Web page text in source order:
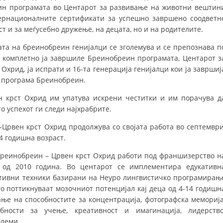
ДИСЕМИНАЦИЈА
MЕЃУНАРОДНО ХУМАНИТАРНО ПРАВО
ПРОМОЦИЈА НА ХУМАНИ ВРЕДНОСТИ
УПОТРЕБА И ЗАШТИТА НА АМБЛЕМОТ
КАКО ДА ДОНИРАТЕ
ПОДГОТВЕНОСТ И ДЕЈСТВО ПРИ КАТАСТРОФИ
ОДНОСИ СО ЈАВНОСТ
ИСТРАЖУВАЊЕ НА ЈАВНО МИСЛЕЊЕ
програмата во Центарот за развивање на животни
сертификати за успешно завршено
за меѓусебно дружење, на децата, но и на родителите.
на бреинобреин генијалци се зголемува и се препознава
ја завршиле Бреинобреин програмата, Центарот
ја испрати и 16-та генерација генијалци кои ја
Бреинобреин.
Охрид им упатува искрени честитки и им порачува
успехот ги следи најхрабрите.
крст Охрид продолжува со својата работа во
годишна возраст.
– Црвен крст Охрид работи под франшизерство
2010 година. Во центарот се имплементира
техники базирани на Неуро лингвистичко
мозочниот потенцијал кај деца од 4-14
на способностите за концентрација, фотографска
за учење, креативност и имагинација,